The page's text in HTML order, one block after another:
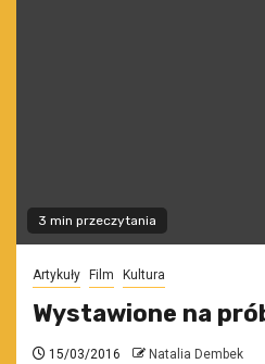
3 min przeczytania
Artykuły Film Kultura
Wystawione na
15/03/2016 Natalia Dembek